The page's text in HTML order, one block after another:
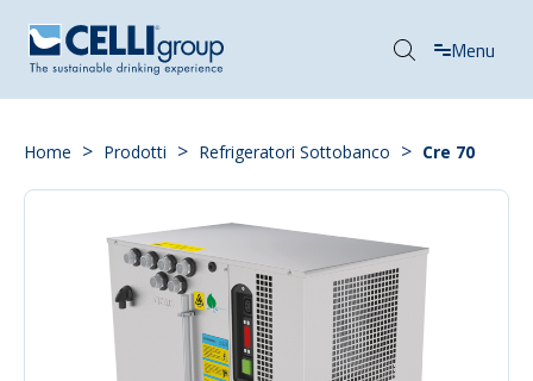
Menu
Home > Prodotti > Refrigeratori Sottobanco > Cre 70